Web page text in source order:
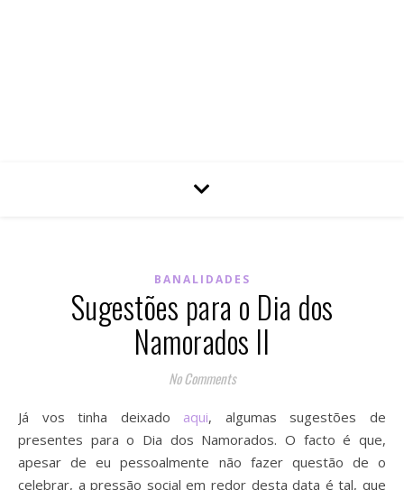
BANALIDADES
Sugestões para o Dia dos
Namorados II
No Comments
Já vos tinha deixado aqui, algumas sugestões de
presentes para o Dia dos Namorados. O facto é que,
apesar de eu pessoalmente não fazer questão de o
celebrar, a pressão social em redor desta data é tal, que